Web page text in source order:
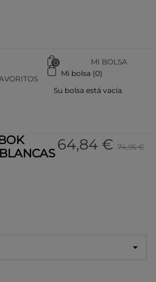
0
MI BOLSA
Mi bolsa (0)
Su bolsa está vacía.
64,84 € 74,95 €